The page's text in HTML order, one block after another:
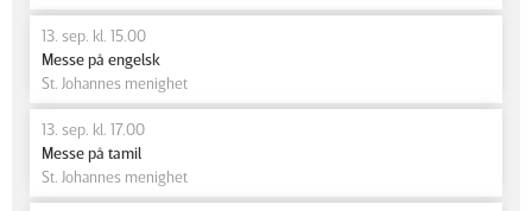
13. sep. kl. 15.00
Messe på engelsk
St. Johannes menighet
13. sep. kl. 17.00
Messe på tamil
St. Johannes menighet